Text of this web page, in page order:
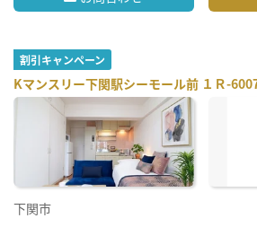
割引キャンペーン
Kマンスリー下関駅シーモール前 １Ｒ-
下関市